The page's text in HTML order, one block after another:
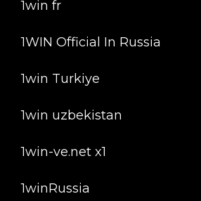
1win fr
1WIN Official In Russia
1win Turkiye
1win uzbekistan
1win-ve.net x1
1winRussia